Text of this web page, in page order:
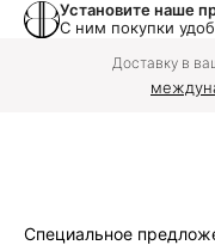
Установите наше
С ним покупки
Доставку в
Специальное